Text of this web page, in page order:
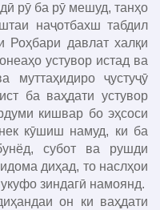
рӯ ба рӯ мешуд, танҳо
наҷотбахш табдил
давлат халқи
устувор истад ва
ҷустуҷӯ
ба ваҳдати устувор
кишвар бо эҳсоси
кӯшиш намуд, ки ба
субот ва рушди
диҳад, то наслҳои
зиндагӣ намоянд.
он ки ваҳдати